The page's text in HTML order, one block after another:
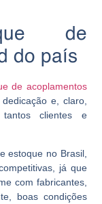
de
do país
de acoplamentos
e, claro,
clientes e
estoque no Brasil,
já que
com fabricantes,
boas condições